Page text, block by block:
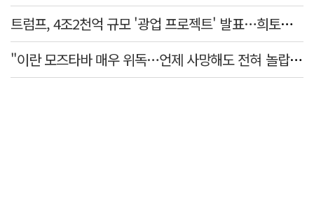
트럼프, 4조2천억 규모 '광업 프로젝트' 발표…희토류 탈중국 속도
"이란 모즈타바 매우 위독…언제 사망해도 전혀 놀랍지 않아"